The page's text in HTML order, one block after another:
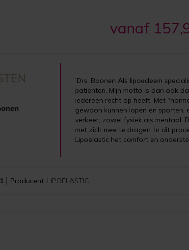
vanaf
’Drs. Boonen Als lipoedeem
patiënten. Mijn motto is dan ook
iedereen recht op heeft. Met
gewoon kunnen lopen en sporten,
verkeer, zowel fysiek als mentaal.
met zich mee te dragen. In dit
Lipoelastic het comfort en
Producent: LIPOELASTIC